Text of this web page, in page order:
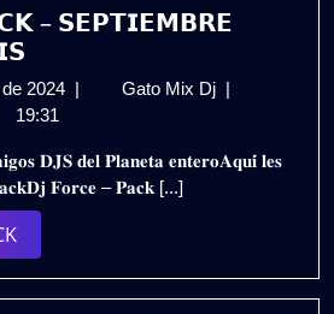
– 𝗦𝗘𝗣𝗧𝗜𝗘𝗠𝗕𝗥𝗘
2024 10
de
2024
| Gato Mix Dj 𝗗𝗝
–
|
19:31
𝐃𝐉𝐒 𝐝𝐞𝐥 𝐏𝐥𝐚𝐧𝐞𝐭𝐚 𝐞𝐧𝐭𝐞𝐫𝐨𝐀𝐪𝐮𝐢́ 𝐥𝐞𝐬
𝐅𝐨𝐫𝐜𝐞 – 𝐏𝐚𝐜𝐤 [...]
DESCARGAR
PACK